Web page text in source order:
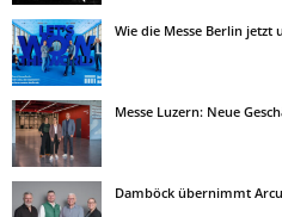
Wie die Messe Berlin
Messe Luzern: Neue
Damböck übernimmt